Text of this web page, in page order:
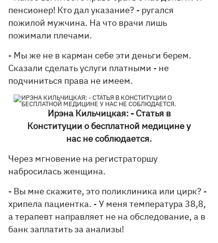
пенсионер! Кто дал указание? - ругался
пожилой мужчина. На что врачи лишь
пожимали плечами.
- Мы же не в карман себе эти деньги берем.
Сказали сделать услуги платными - не
подчиниться права не имеем.
Ирэна Кильчицкая: - Статья в
Конституции о бесплатной медицине у
нас не соблюдается.
Через мгновение на регистраторшу
набросилась женщина.
- Вы мне скажите, это поликлиника или цирк? -
хрипела пациентка. - У меня температура 38,8,
а терапевт направляет не на обследование, а в
банк заплатить за анализы!